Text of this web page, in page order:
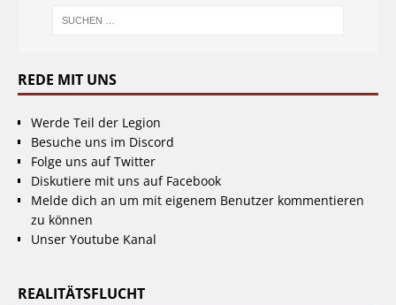
REDE MIT UNS
Werde Teil der Legion
Besuche uns im Discord
Folge uns auf Twitter
Diskutiere mit uns auf Facebook
Melde dich an um mit eigenem Benutzer kommentieren
zu können
Unser Youtube Kanal
REALITÄTSFLUCHT